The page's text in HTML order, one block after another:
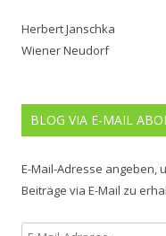
Herbert Janschka
Wiener Neudorf
BLOG VIA E-MAIL
E-Mail-Adresse angeben,
Beiträge via E-Mail zu